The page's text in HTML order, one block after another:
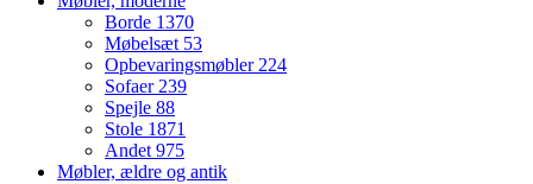
Borde 1370
Møbelsæt 53
Opbevaringsmøbler224
Sofaer239
Spejle 88
Stole 1871
Andet975
Møbler, ældre og antik